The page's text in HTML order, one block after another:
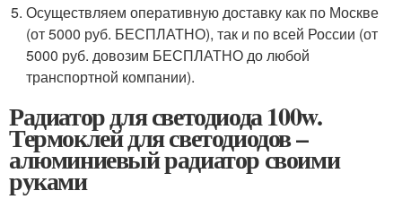
Осуществляем оперативную доставку как по Москве
(от 5000 руб. БЕСПЛАТНО), так и по всей России (от
5000 руб. довозим БЕСПЛАТНО до любой
транспортной компании).
Радиатор для светодиода 100w.
Термоклей для светодиодов –
алюминиевый радиатор своими
руками